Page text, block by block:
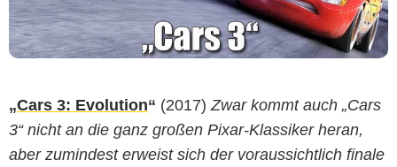
„Cars 3: Evolution“ (2017)Zwar kommt auch „Cars
3“ nicht an die ganz großen Pixar-Klassiker heran,
aber zumindest erweist sich der voraussichtlich finale